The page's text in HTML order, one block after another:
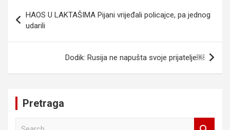
članaka
HAOS U LAKTAŠIMA Pijani vrijeđali policajce, pa jednog
udarili
Dodik: Rusija ne napušta svoje prijatelje￼
Pretraga